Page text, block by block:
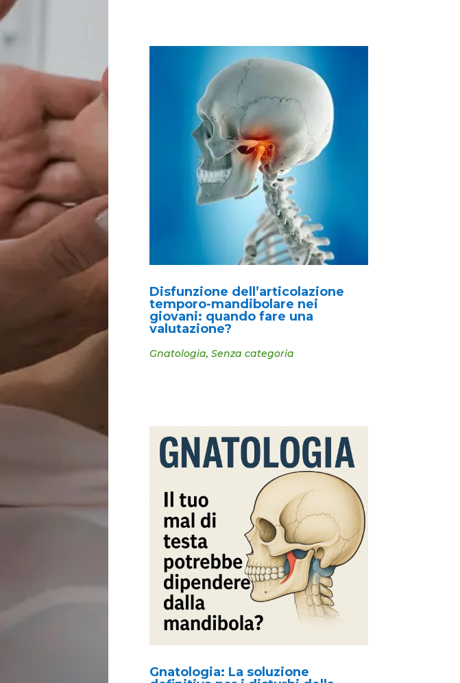
Disfunzione dell’articolazione
temporo-mandibolare nei
giovani: quando fare una
valutazione?
Gnatologia, Senza categoria
Gnatologia: La soluzione